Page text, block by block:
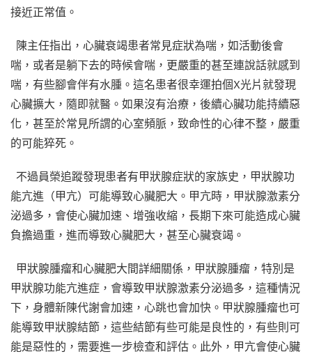
接近正常值。
陳主任指出，心臟衰竭患者常見症狀為喘，如活動後會
喘，或者是躺下去的時候會喘，更嚴重的甚至連說話就感到
喘，有些腳會伴有水腫。這名患者很幸運拍個X光片就發現
心臟擴大，隨即就醫。如果沒有治療，後續心臟功能持續惡
化，甚至於常見所謂的心室頻脈，致命性的心律不整，嚴重
的可能猝死。
不過員榮追蹤發現患者有甲狀腺症狀的家族史，甲狀腺功
能亢進（甲亢）可能導致心臟肥大。甲亢時，甲狀腺激素分
泌過多，會使心臟加速、增強收縮，長期下來可能造成心臟
負擔過重，進而導致心臟肥大，甚至心臟衰竭。
甲狀腺腫瘤和心臟肥大間詳細關係，甲狀腺腫瘤，特別是
甲狀腺功能亢進症，會導致甲狀腺激素分泌過多，這種情況
下，身體新陳代謝會加速，心跳也會加快。甲狀腺腫瘤也可
能導致甲狀腺結節，這些結節有些可能是良性的，有些則可
能是惡性的，需要進一步檢查和評估。此外，甲亢會使心臟